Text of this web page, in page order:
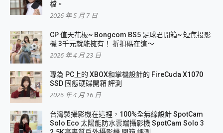
檔。
2026 年 5 月 7 日
CP 值天花板~ Bongcom BS5 足球君開箱~ 短焦投影
機 3千元就能擁有！ 折扣碼在這～
2026 年 4 月 23 日
專為 PC上的 XBOX和掌機設計的 FireCuda X1070
SSD 固態硬碟開箱 評測
2026 年 4 月 16 日
台灣製攝影機在這裡，100%全無線設計 SpotCam
Solo Eco 太陽能防水雲端攝影機 SpotCam Solo 3